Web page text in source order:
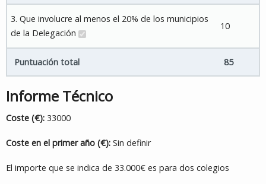
3. Que involucre al menos el 20% de los municipios
de la Delegación
10
Puntuación total 85
Informe Técnico
Coste (€): 33000
Coste en el primer año (€): Sin definir
El importe que se indica de 33.000€ es para dos colegios